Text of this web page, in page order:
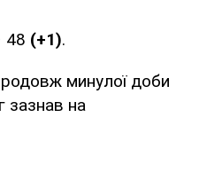
48 (+1).
минулої доби
зазнав на